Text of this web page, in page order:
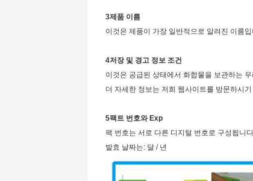
3제품 이름
이것은 제품이 가장 일반적으로 알려진 이름
4저장 및 경고 정보 조건
이것은 공급된 상태에서 화합물을 보관하는
더 자세한 정보는 저희 웹사이트를 방문하시
5팩트 번호와 Exp
팩 번호는 서로 다른 디지털 번호로 구성됩니
발효 날짜는: 달 / 년